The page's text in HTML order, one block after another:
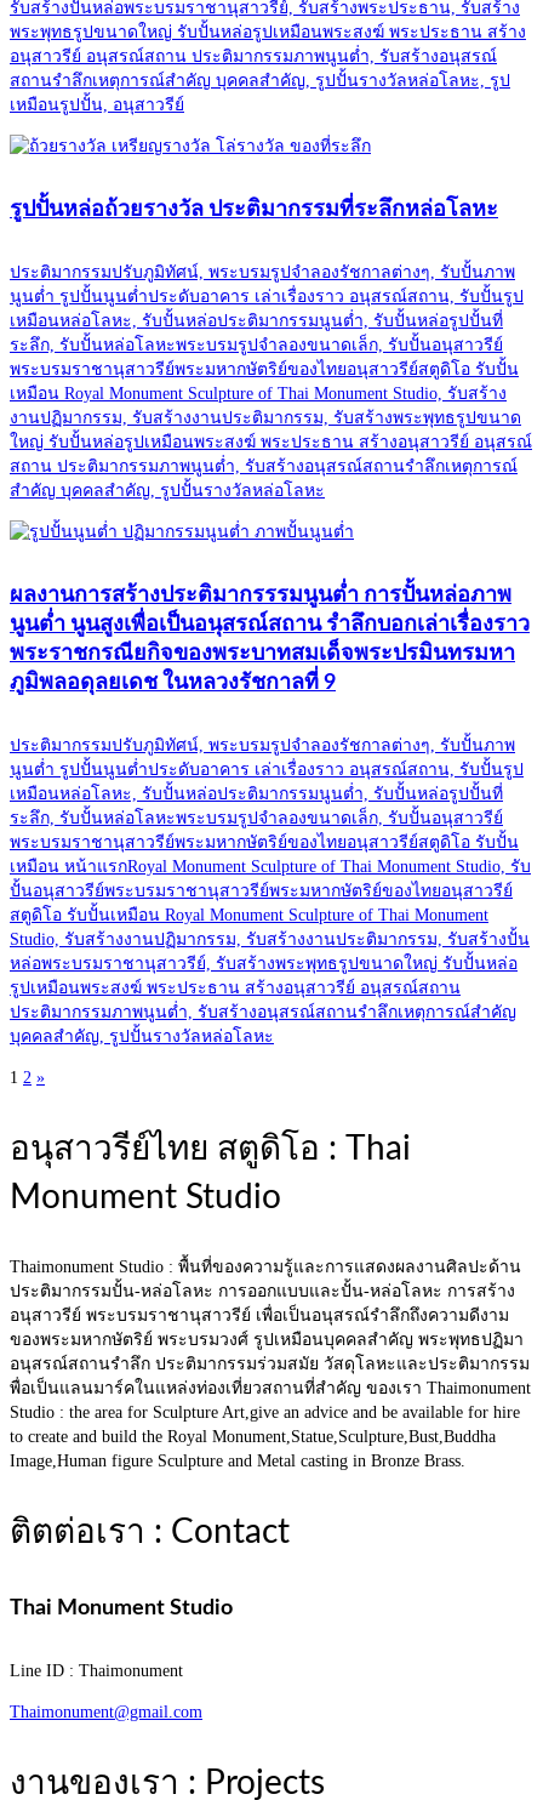
รับสร้างปั้นหล่อพระบรมราชานุสาวรีย์, รับสร้างพระประธาน, รับสร้าง
พระพุทธรูปขนาดใหญ่ รับปั้นหล่อรูปเหมือนพระสงฆ์ พระประธาน สร้าง
อนุสาวรีย์ อนุสรณ์สถาน ประติมากรรมภาพนูนต่ำ, รับสร้างอนุสรณ์
สถานรำลึกเหตุการณ์สำคัญ บุคคลสำคัญ, รูปปั้นรางวัลหล่อโลหะ, รูป
เหมือนรูปปั้น, อนุสาวรีย์
รูปปั้นหล่อถ้วยรางวัล ประติมากรรมที่ระลึกหล่อโลหะ
ประติมากรรมปรับภูมิทัศน์, พระบรมรูปจำลองรัชกาลต่างๆ, รับปั้นภาพ
นูนต่ำ รูปปั้นนูนต่ำประดับอาคาร เล่าเรื่องราว อนุสรณ์สถาน, รับปั้นรูป
เหมือนหล่อโลหะ, รับปั้นหล่อประติมากรรมนูนต่ำ, รับปั้นหล่อรูปปั้นที่
ระลึก, รับปั้นหล่อโลหะพระบรมรูปจำลองขนาดเล็ก, รับปั้นอนุสาวรีย์
พระบรมราชานุสาวรีย์พระมหากษัตริย์ของไทยอนุสาวรีย์สตูดิโอ รับปั้น
เหมือน Royal Monument Sculpture of Thai Monument Studio, รับสร้าง
งานปฏิมากรรม, รับสร้างงานประติมากรรม, รับสร้างพระพุทธรูปขนาด
ใหญ่ รับปั้นหล่อรูปเหมือนพระสงฆ์ พระประธาน สร้างอนุสาวรีย์ อนุสรณ์
สถาน ประติมากรรมภาพนูนต่ำ, รับสร้างอนุสรณ์สถานรำลึกเหตุการณ์
สำคัญ บุคคลสำคัญ, รูปปั้นรางวัลหล่อโลหะ
ผลงานการสร้างประติมากรรรมนูนต่ำ การปั้นหล่อภาพ
นูนต่ำ นูนสูงเพื่อเป็นอนุสรณ์สถาน รำลึกบอกเล่าเรื่องราว
พระราชกรณียกิจของพระบาทสมเด็จพระปรมินทรมหา
ภูมิพลอดุลยเดช ในหลวงรัชกาลที่ 9
ประติมากรรมปรับภูมิทัศน์, พระบรมรูปจำลองรัชกาลต่างๆ, รับปั้นภาพ
นูนต่ำ รูปปั้นนูนต่ำประดับอาคาร เล่าเรื่องราว อนุสรณ์สถาน, รับปั้นรูป
เหมือนหล่อโลหะ, รับปั้นหล่อประติมากรรมนูนต่ำ, รับปั้นหล่อรูปปั้นที่
ระลึก, รับปั้นหล่อโลหะพระบรมรูปจำลองขนาดเล็ก, รับปั้นอนุสาวรีย์
พระบรมราชานุสาวรีย์พระมหากษัตริย์ของไทยอนุสาวรีย์สตูดิโอ รับปั้น
เหมือน หน้าแรกRoyal Monument Sculpture of Thai Monument Studio, รับ
ปั้นอนุสาวรีย์พระบรมราชานุสาวรีย์พระมหากษัตริย์ของไทยอนุสาวรีย์
สตูดิโอ รับปั้นเหมือน Royal Monument Sculpture of Thai Monument
Studio, รับสร้างงานปฏิมากรรม, รับสร้างงานประติมากรรม, รับสร้างปั้น
หล่อพระบรมราชานุสาวรีย์, รับสร้างพระพุทธรูปขนาดใหญ่ รับปั้นหล่อ
รูปเหมือนพระสงฆ์ พระประธาน สร้างอนุสาวรีย์ อนุสรณ์สถาน
ประติมากรรมภาพนูนต่ำ, รับสร้างอนุสรณ์สถานรำลึกเหตุการณ์สำคัญ
บุคคลสำคัญ, รูปปั้นรางวัลหล่อโลหะ
Posts
navigation
1 2 »
อนุสาวรีย์ไทย สตูดิโอ : Thai
Monument Studio
Thaimonument Studio : พื้นที่ของความรู้และการแสดงผลงานศิลปะด้าน
ประติมากรรมปั้น-หล่อโลหะ การออกแบบและปั้น-หล่อโลหะ การสร้าง
อนุสาวรีย์ พระบรมราชานุสาวรีย์ เพื่อเป็นอนุสรณ์รำลึกถึงความดีงาม
ของพระมหากษัตริย์ พระบรมวงศ์ รูปเหมือนบุคคลสำคัญ พระพุทธปฏิมา
อนุสรณ์สถานรำลึก ประติมากรรมร่วมสมัย วัสดุโลหะและประติมากรรม
พื่อเป็นแลนมาร์คในแหล่งท่องเที่ยวสถานที่สำคัญ ของเรา Thaimonument
Studio : the area for Sculpture Art,give an advice and be available for hire
to create and build the Royal Monument,Statue,Sculpture,Bust,Buddha
Image,Human figure Sculpture and Metal casting in Bronze Brass.
ติตต่อเรา : Contact
Thai Monument Studio
Line ID : Thaimonument
Thaimonument@gmail.com
งานของเรา : Projects